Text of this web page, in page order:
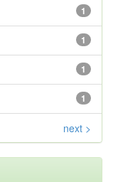
1
1
1
1
next >